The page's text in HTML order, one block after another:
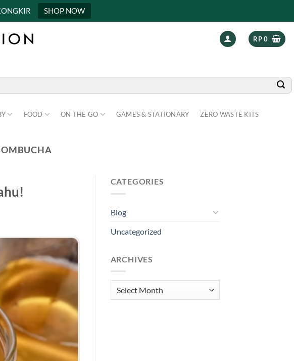
SHOP NOW
RP0
FOOD ON THE GO GAMES & STATIONARY ZERO WASTE KITS
CATEGORIES
Blog
Uncategorized
ARCHIVES